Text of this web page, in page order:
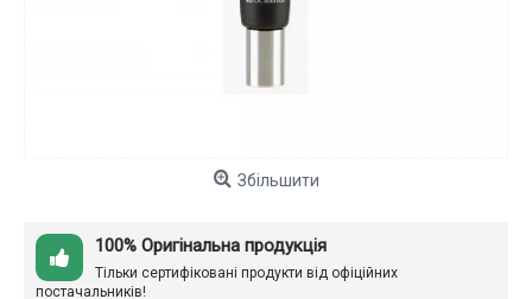
Збільшити
100% Оригінальна продукція
Тільки сертифіковані продукти від офіційних
постачальників!